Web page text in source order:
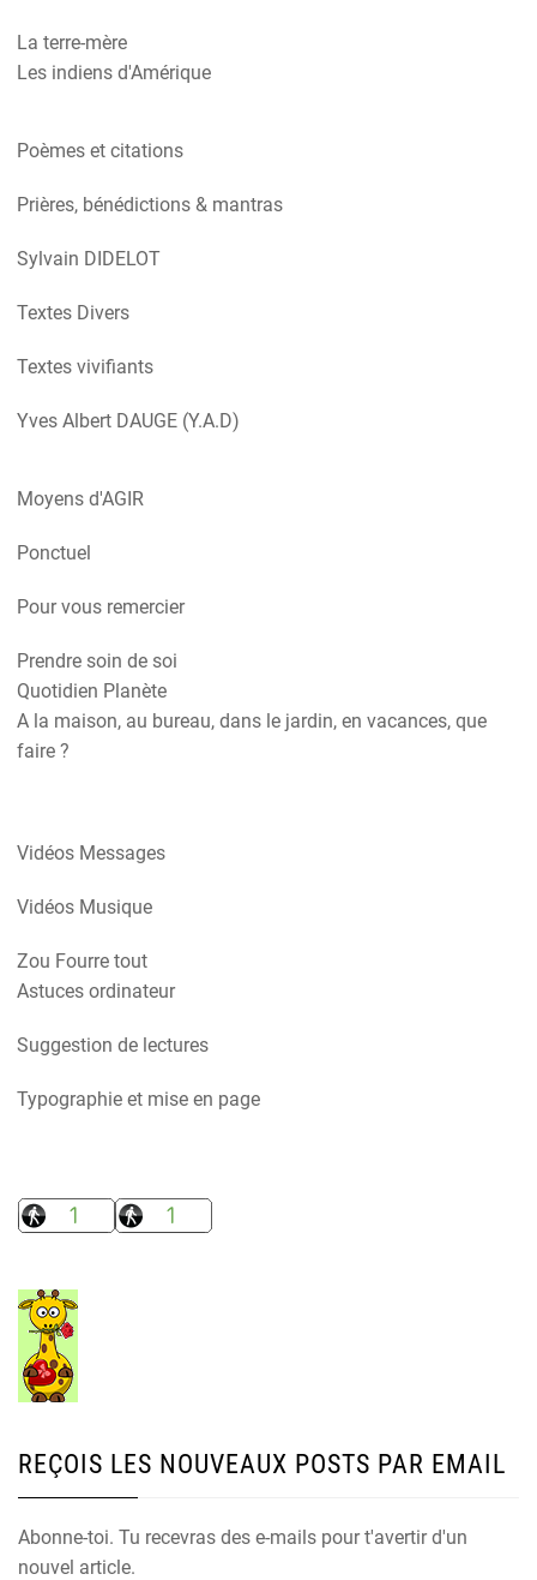
La terre-mère
Les indiens d'Amérique
Poèmes et citations
Prières, bénédictions & mantras
Sylvain DIDELOT
Textes Divers
Textes vivifiants
Yves Albert DAUGE (Y.A.D)
Moyens d'AGIR
Ponctuel
Pour vous remercier
Prendre soin de soi
Quotidien Planète
A la maison, au bureau, dans le jardin, en vacances, que
faire ?
Vidéos Messages
Vidéos Musique
Zou Fourre tout
Astuces ordinateur
Suggestion de lectures
Typographie et mise en page
REÇOIS LES NOUVEAUX POSTS PAR EMAIL
Abonne-toi. Tu recevras des e-mails pour t'avertir d'un
nouvel article.